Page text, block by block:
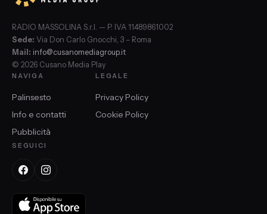
RADIO MASSOLINA S.r.l. — P. IVA 11489861002
Sede: Via Don Carlo Gnocchi, 3 – Roma
Mail: info@cusanomediagroup.it
© 2026 Cusano Media Play
NAVIGA
Palinsesto
Info e contatti
Pubblicità
LEGALE
Privacy Policy
Cookie Policy
SEGUICI